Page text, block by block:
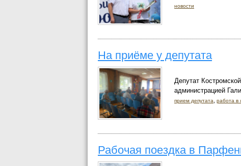
новости
На приёме у депутата
Депутат
администрацией
прием депутата
работа в
Рабочая поездка в